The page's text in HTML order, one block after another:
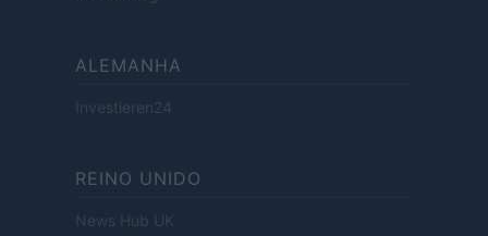
ALEMANHA
Investieren24
REINO UNIDO
News Hub UK